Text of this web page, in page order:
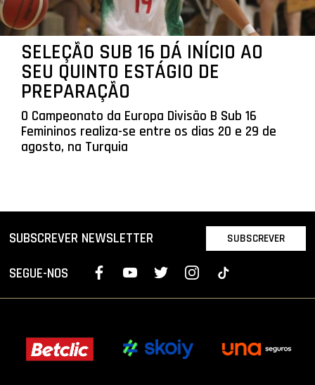
SELEÇÃO SUB 16 DÁ INÍCIO AO
SEU QUINTO ESTÁGIO DE
PREPARAÇÃO
O Campeonato da Europa Divisão B Sub 16
Femininos realiza-se entre os dias 20 e 29 de
agosto, na Turquia
SUBSCREVER NEWSLETTER SUBSCREVER
SEGUE-NOS